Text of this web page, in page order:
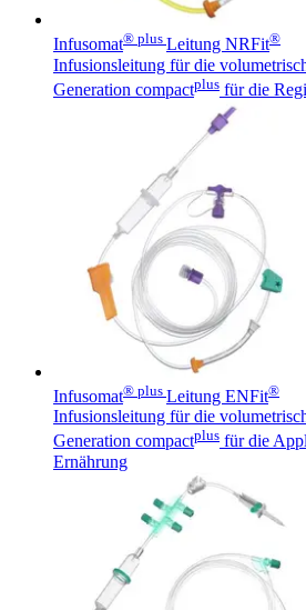
Infusomat® plus Leitung NRFit®
Infusionsleitung für die
Generation compactplus für die
Infusomat® plus Leitung ENFit®
Infusionsleitung für die
Generation compactplus für die
Ernährung